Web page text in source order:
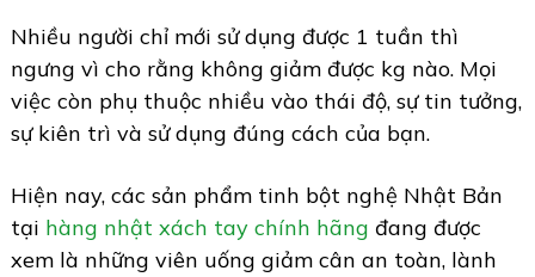
Nhiều người chỉ mới sử dụng được 1 tuần thì
ngưng vì cho rằng không giảm được kg nào. Mọi
việc còn phụ thuộc nhiều vào thái độ, sự tin tưởng,
sự kiên trì và sử dụng đúng cách của bạn.
Hiện nay, các sản phẩm tinh bột nghệ Nhật Bản
tại hàng nhật xách tay chính hãng đang được
xem là những viên uống giảm cân an toàn, lành